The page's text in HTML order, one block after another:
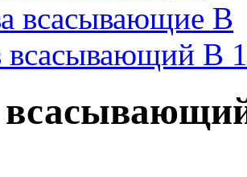
всасывающие В
всасывающий В